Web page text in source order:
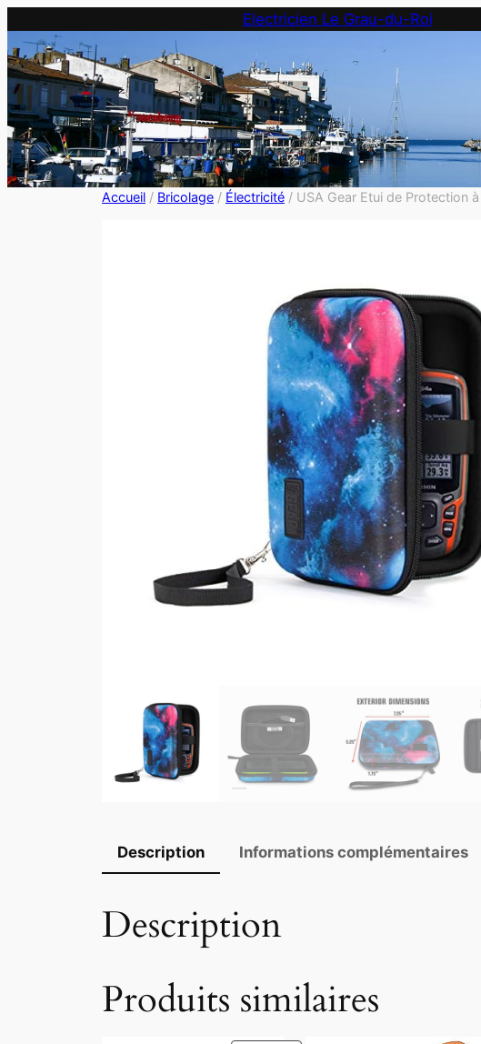
Electricien Le Grau-du-Roi
Accueil / Bricolage / Électricité / USA Gear Etui de Protection
Description Informations complémentaires
Description
Produits similaires